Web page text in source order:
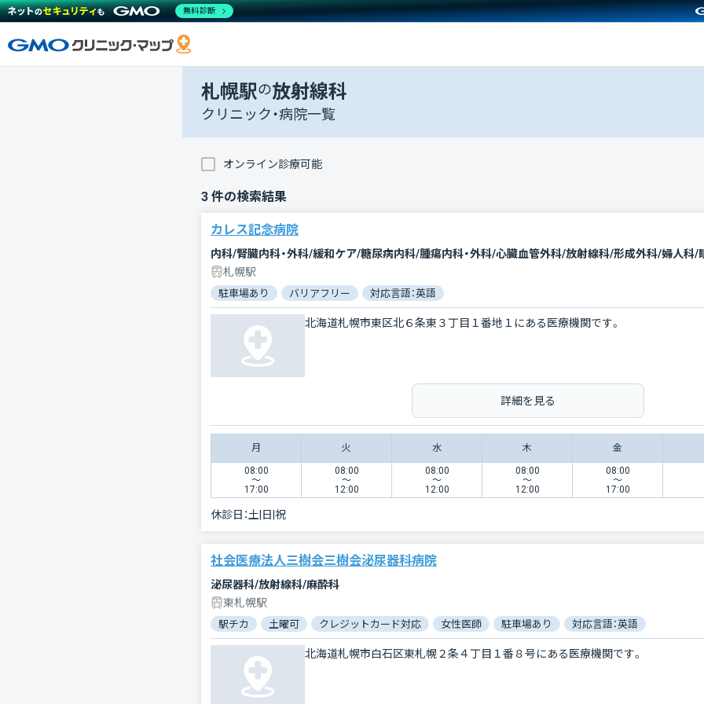
札幌駅の放射線科
クリニック・病院一覧
オンライン診療可能
3 件の検索結果
カレス記念病院
札幌駅
駐車場あり バリアフリー 対応言語：英語
北海道札幌市東区北６条東３丁目１番地１にある医療機関です。
詳細を見る
月 火 水 木 金
08:00
〜
17:00
08:00
〜
12:00
08:00
〜
12:00
08:00
〜
12:00
08:00
〜
17:00
休診日：土|日|祝
社会医療法人三樹会三樹会泌尿器科病院
泌尿器科/放射線科/麻酔科
東札幌駅
駅チカ 土曜可 クレジットカード対応 女性医師 駐車場あり 対応言語：英語
北海道札幌市白石区東札幌２条４丁目１番８号にある医療機関です。
無料診断